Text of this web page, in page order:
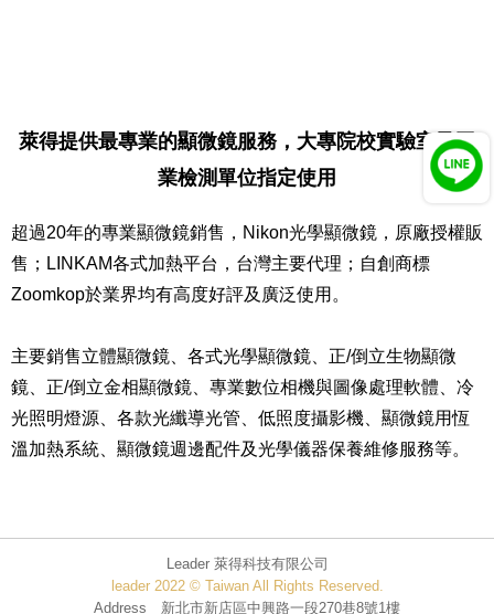
萊得提供最專業的顯微鏡服務，大專院校實驗室及工
業檢測單位指定使用
超過20年的專業顯微鏡銷售，Nikon光學顯微鏡，原廠授權販
售；LINKAM各式加熱平台，台灣主要代理；自創商標
Zoomkop於業界均有高度好評及廣泛使用。
主要銷售立體顯微鏡、各式光學顯微鏡、正/倒立生物顯微
鏡、正/倒立金相顯微鏡、專業數位相機與圖像處理軟體、冷
光照明燈源、各款光纖導光管、低照度攝影機、顯微鏡用恆
溫加熱系統、顯微鏡週邊配件及光學儀器保養維修服務等。
Leader 萊得科技有限公司
leader 2022 © Taiwan All Rights Reserved.
Address 新北市新店區中興路一段270巷8號1樓